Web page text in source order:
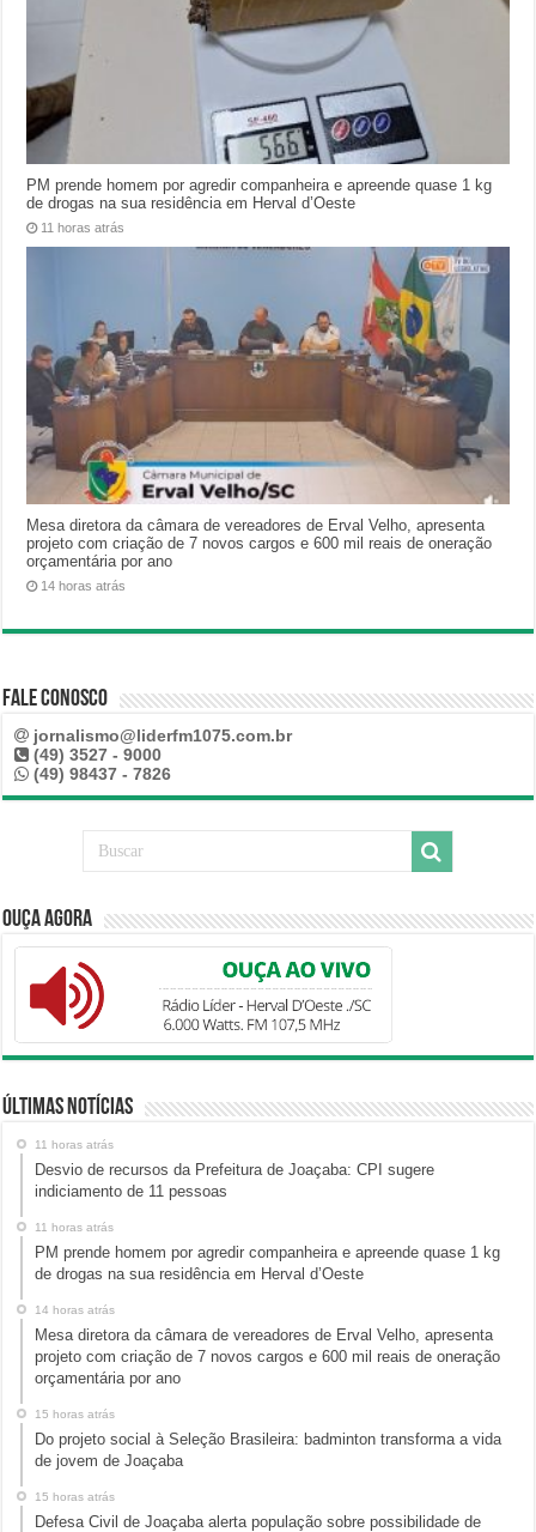
PM prende homem por agredir companheira e apreende quase 1 kg
de drogas na sua residência em Herval d’Oeste
11 horas atrás
Mesa diretora da câmara de vereadores de Erval Velho, apresenta
projeto com criação de 7 novos cargos e 600 mil reais de oneração
orçamentária por ano
14 horas atrás
Fale Conosco
jornalismo@liderfm1075.com.br
(49) 3527 - 9000
(49) 98437 - 7826
Ouça Agora
Últimas Notícias
11 horas atrás
Desvio de recursos da Prefeitura de Joaçaba: CPI sugere
indiciamento de 11 pessoas
11 horas atrás
PM prende homem por agredir companheira e apreende quase 1 kg
de drogas na sua residência em Herval d’Oeste
14 horas atrás
Mesa diretora da câmara de vereadores de Erval Velho, apresenta
projeto com criação de 7 novos cargos e 600 mil reais de oneração
orçamentária por ano
15 horas atrás
Do projeto social à Seleção Brasileira: badminton transforma a vida
de jovem de Joaçaba
15 horas atrás
Defesa Civil de Joaçaba alerta população sobre possibilidade de